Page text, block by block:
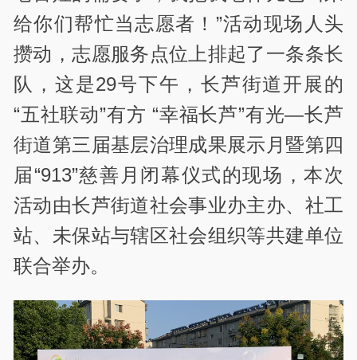
给你们帮忙当志愿者！”活动现场人头
攒动，志愿服务点位上排起了一条条长
队，这是29号下午，长芦街道开展的
“五社联动”有方 “幸福长芦”有光—长芦
街道第三届基层治理成果展示月暨第四
届“913”慈善月闭幕仪式的现场，本次
活动由长芦街道社会事业办主办、社工
站、未保站与辖区社会组织等共建单位
联合举办。